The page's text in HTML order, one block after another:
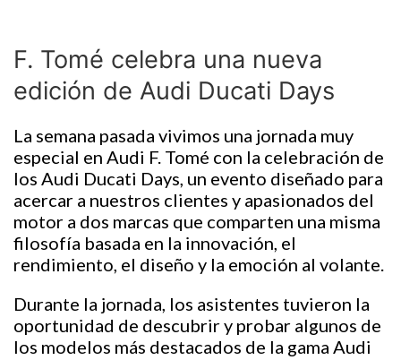
F. Tomé celebra una nueva
edición de Audi Ducati Days
La semana pasada vivimos una jornada muy
especial en Audi F. Tomé con la celebración de
los Audi Ducati Days, un evento diseñado para
acercar a nuestros clientes y apasionados del
motor a dos marcas que comparten una misma
filosofía basada en la innovación, el
rendimiento, el diseño y la emoción al volante.
Durante la jornada, los asistentes tuvieron la
oportunidad de descubrir y probar algunos de
los modelos más destacados de la gama Audi